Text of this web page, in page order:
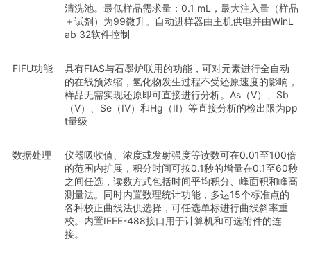
清洗池。最低样品需求量：0.1 mL，最大注入量（样品
＋试剂）为99微升。自动进样器由主机供电并由WinL
ab 32软件控制
FIFU功能
具有FIAS与石墨炉联用的功能，可对元素进行全自动
的在线预浓缩，氢化物发生过程不受还原速度的影响，
样品无需实现还原即可直接进行分析。As（V）、Sb
（V）、Se（IV）和Hg（II）等直接分析的检出限为pp
t量级
数据处理
仪器吸收值、浓度或发射强度等读数可在0.01至100倍
的范围内扩展，积分时间可按0.1秒的增量在0.1至60秒
之间任选，读数方式包括时间平均积分、峰面积和峰高
测量法。同时内置数理统计功能，多达15个标准点的
各种校正曲线法供选择，可任选单标进行曲线斜率重
校。内置IEEE-488接口用于计算机和可选附件的连
接。